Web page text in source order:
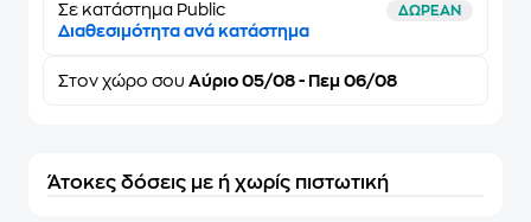
Σε κατάστημα Public ΔΩΡΕΑΝ
Διαθεσιμότητα ανά κατάστημα
Στον χώρο σου Αύριο 05/08 - Πεμ 06/08
Άτοκες δόσεις με ή χωρίς πιστωτική